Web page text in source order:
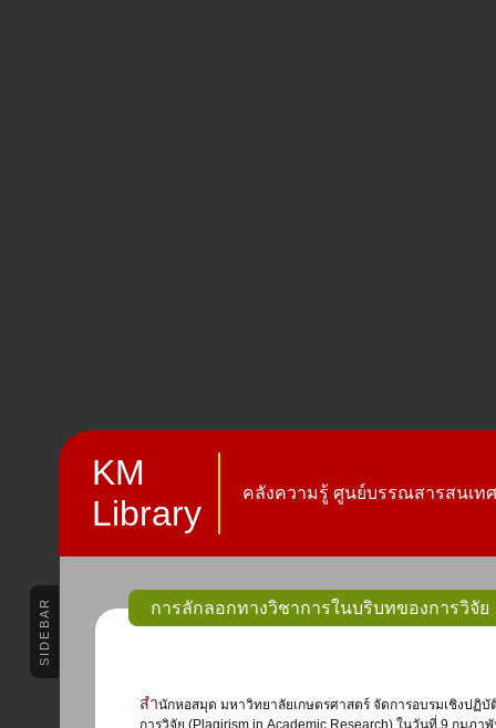
KM
Library
คลังความรู้ ศูนย์บรรณสารสนเท
SIDEBAR การลักลอกทางวิชาการในบริบทของการวิจัย
สำนักหอสมุด มหาวิทยาลัยเกษตรศาสตร์ จัดการอบรมเชิงปฏิบัติการ เรื่อง การลักลอกทางวิชาการในบริบทของ
การวิจัย (Plagirism in Academic Research) ในวันที่ 9 กุมภ